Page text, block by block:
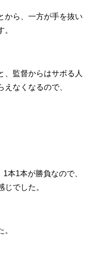
から、一方が手を抜い
、監督からはサボる人
なくなるので、
本1本が勝負なので、
でした。